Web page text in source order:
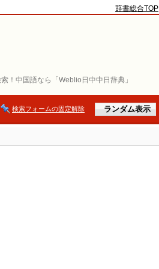
！中国語なら「Weblio日中中日辞典」
辞書総合TOP
検索フォームの固定解除